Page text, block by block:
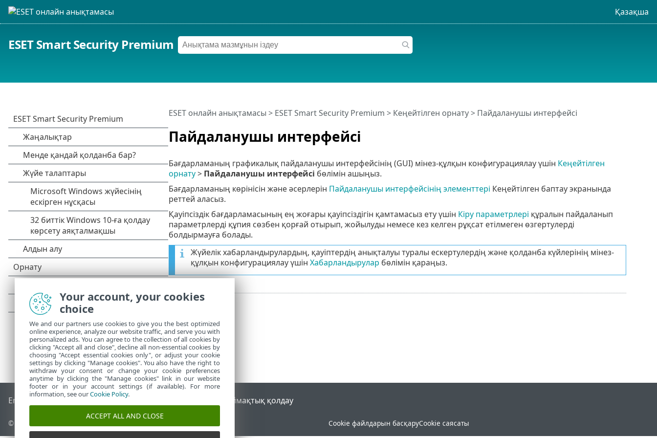
Қазақша
ESET Smart Security Premium
Пайдаланушы интерфейсі
ESET онлайн анықтамасы > ESET Smart Security Premium > Кеңейтілген орнату> Пайдаланушы интерфейсі
Бағдарламаның графикалық пайдаланушы интерфейсінің (GUI) мінез-құлқын конфигурациялау үшін Кеңейтілген
орнату> Пайдаланушы интерфейсі бөлімін ашыңыз.
Бағдарламаның көрінісін және әсерлерін Пайдаланушы интерфейсінің элементтері Кеңейтілген баптау экранында
реттей аласыз.
Қауіпсіздік бағдарламасының ең жоғары қауіпсіздігін қамтамасыз ету үшін Кіру параметрлері құралын пайдаланып
параметрлерді құпия сөзбен қорғай отырып, жойылуды немесе кез келген рұқсат етілмеген өзгертулерді
болдырмауға болады.
Жүйелік хабарландырулардың, қауіптердің анықталуы туралы ескертулердің және қолданба күйлерінің мінез-
құлқын конфигурациялау үшін Хабарландырулар бөлімін қараңыз.
End of Life ESET білім қоры ESET форумы Аймақтық қолдау
© 1992 - 2026 ESET, spol. s r.o. - Барлық құқықтары қорғалған. Cookie файлдарын басқаруCookie саясаты
Your account, your cookies
choice
We and our partners use cookies to give you the best optimized
online experience, analyze our website traffic, and serve you with
personalized ads. You can agree to the collection of all cookies by
clicking "Accept all and close", decline all non-essential cookies by
choosing "Accept essential cookies only", or adjust your cookie
settings by clicking "Manage cookies". You also have the right to
withdraw your consent or change your cookie preferences
anytime by clicking the "Manage cookies" link in our website
footer or in your account settings (if available). For more
information, see ourCookie Policy.
ACCEPT ALL AND CLOSE